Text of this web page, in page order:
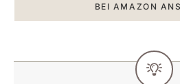
BEI AMAZON